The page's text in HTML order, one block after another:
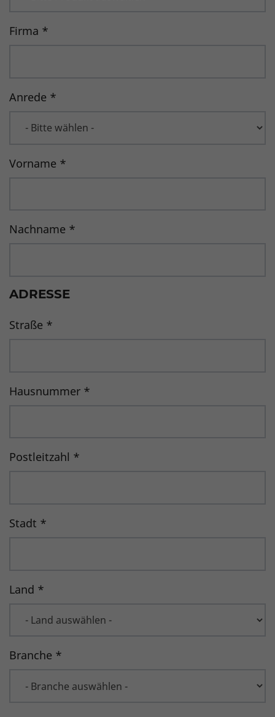
Firma *
Anrede *
Vorname *
Nachname *
ADRESSE
Straße *
Hausnummer *
Postleitzahl *
Stadt *
Land *
Branche *